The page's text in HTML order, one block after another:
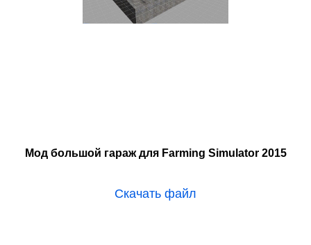
Мод большой гараж для Farming Simulator 2015
Скачать файл